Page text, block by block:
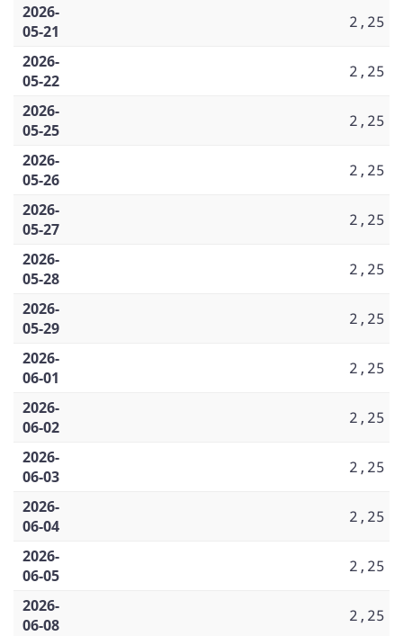
2026-
05-21
2,25
2026-
05-22
2,25
2026-
05-25
2,25
2026-
05-26
2,25
2026-
05-27
2,25
2026-
05-28
2,25
2026-
05-29
2,25
2026-
06-01
2,25
2026-
06-02
2,25
2026-
06-03
2,25
2026-
06-04
2,25
2026-
06-05
2,25
2026-
06-08
2,25